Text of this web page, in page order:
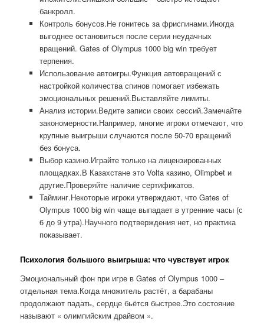
банкролл.
Контроль бонусов.Не гонитесь за фриспинами.Иногда
выгоднее остановиться после серии неудачных
вращений. Gates of Olympus 1000 big win требует
терпения.
Использование автоигры.Функция автовращений с
настройкой количества спинов помогает избежать
эмоциональных решений.Выставляйте лимиты.
Анализ истории.Ведите записи своих сессий.Замечайте
закономерности.Например, многие игроки отмечают, что
крупные выигрыши случаются после 50-70 вращений
без бонуса.
Выбор казино.Играйте только на лицензированных
площадках.В Казахстане это Volta казино, Olimpbet и
другие.Проверяйте наличие сертификатов.
Тайминг.Некоторые игроки утверждают, что Gates of
Olympus 1000 big win чаще выпадает в утренние часы (с
6 до 9 утра).Научного подтверждения нет, но практика
показывает.
Психология большого выигрыша: что чувствует игрок
Эмоциональный фон при игре в Gates of Olympus 1000 –
отдельная тема.Когда множитель растёт, а барабаны
продолжают падать, сердце бьётся быстрее.Это состояние
называют « олимпийским драйвом ».